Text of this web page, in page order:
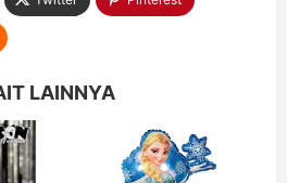
LAINNYA